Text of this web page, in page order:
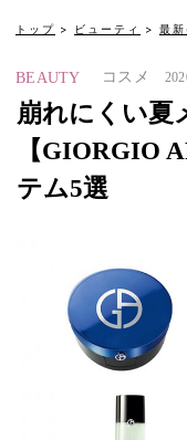
トップ ビューティ 最新
BEAUTY コスメ
崩れにくい夏
【GIORGIO
テム5選